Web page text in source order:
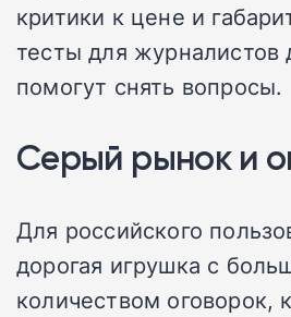
критики к цене и
тесты для журналистов
помогут снять вопросы.
Серый рынок и
Для российского
дорогая игрушка с
количеством оговорок,